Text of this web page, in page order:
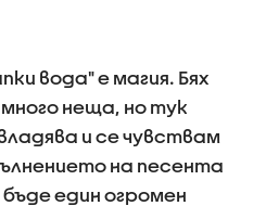
вода" е магия. Бях
неща, но тук
и се чувствам
на песента
един огромен